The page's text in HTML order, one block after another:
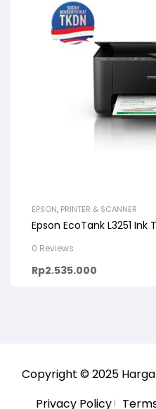
EPSON, PRINTER & SCANNER
Epson EcoTank L3251 Ink
0 Reviews
Rp2.535.000
Copyright © 2025
Privacy Policy